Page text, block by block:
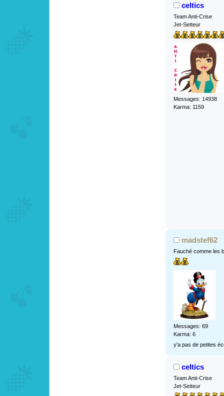
celtics
Team Anti-Crise
Jet-Setteur
Messages: 14938
Karma: 1159
madstef62
Fauché comme les
Messages: 69
Karma: 6
y'a pas de petites
celtics
Team Anti-Crise
Jet-Setteur